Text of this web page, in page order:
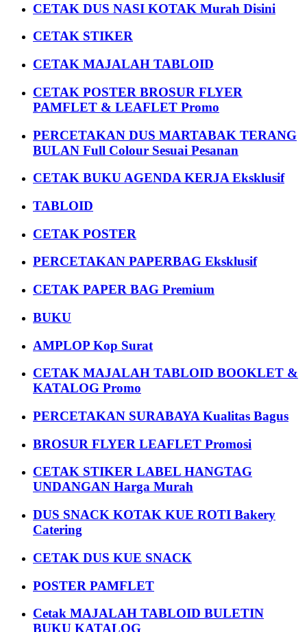
CETAK DUS NASI KOTAK Murah Disini
CETAK STIKER
CETAK MAJALAH TABLOID
CETAK POSTER BROSUR FLYER
PAMFLET & LEAFLET Promo
PERCETAKAN DUS MARTABAK TERANG
BULAN Full Colour Sesuai Pesanan
CETAK BUKU AGENDA KERJA Eksklusif
TABLOID
CETAK POSTER
PERCETAKAN PAPERBAG Eksklusif
CETAK PAPER BAG Premium
BUKU
AMPLOP Kop Surat
CETAK MAJALAH TABLOID BOOKLET &
KATALOG Promo
PERCETAKAN SURABAYA Kualitas Bagus
BROSUR FLYER LEAFLET Promosi
CETAK STIKER LABEL HANGTAG
UNDANGAN Harga Murah
DUS SNACK KOTAK KUE ROTI Bakery
Catering
CETAK DUS KUE SNACK
POSTER PAMFLET
Cetak MAJALAH TABLOID BULETIN
BUKU KATALOG